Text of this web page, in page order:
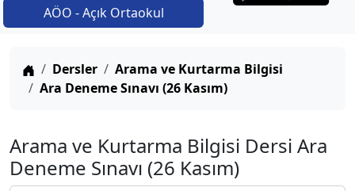
AÖO - Açık Ortaokul
Anasayfa
Dersler
Arama ve Kurtarma Bilgisi
Ara Deneme Sınavı (26 Kasım)
Arama ve Kurtarma Bilgisi Dersi Ara
Deneme Sınavı (26 Kasım)